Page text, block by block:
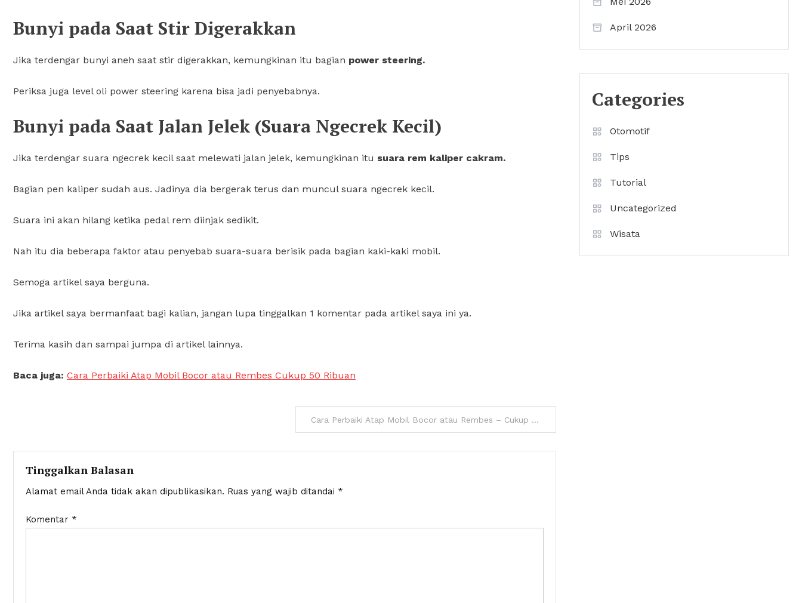
Bunyi pada Saat Stir Digerakkan
Jika terdengar bunyi aneh saat stir digerakkan, kemungkinan itu bagian power steering.
Periksa juga level oli power steering karena bisa jadi penyebabnya.
Bunyi pada Saat Jalan Jelek (Suara Ngecrek Kecil)
Jika terdengar suara ngecrek kecil saat melewati jalan jelek, kemungkinan itu suara rem kaliper cakram.
Bagian pen kaliper sudah aus. Jadinya dia bergerak terus dan muncul suara ngecrek kecil.
Suara ini akan hilang ketika pedal rem diinjak sedikit.
Nah itu dia beberapa faktor atau penyebab suara-suara berisik pada bagian kaki-kaki mobil.
Semoga artikel saya berguna.
Jika artikel saya bermanfaat bagi kalian, jangan lupa tinggalkan 1 komentar pada artikel saya ini ya.
Terima kasih dan sampai jumpa di artikel lainnya.
Baca juga: Cara Perbaiki Atap Mobil Bocor atau Rembes Cukup 50 Ribuan
pos
Cara Perbaiki Atap Mobil Bocor atau Rembes – Cukup 50 Ribuan
Tinggalkan Balasan
Alamat email Anda tidak akan dipublikasikan. Ruas yang wajib ditandai *
Komentar *
April 2026
Categories
Otomotif
Tips
Tutorial
Uncategorized
Wisata